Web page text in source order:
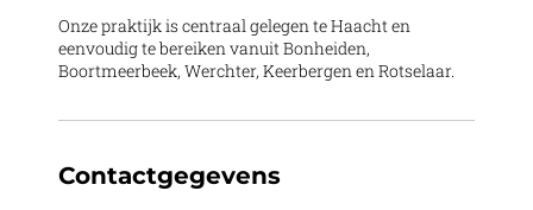
Onze praktijk is centraal gelegen te Haacht en
eenvoudig te bereiken vanuit Bonheiden,
Boortmeerbeek, Werchter, Keerbergen en Rotselaar.
Contactgegevens